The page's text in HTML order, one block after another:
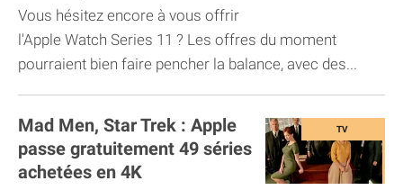
Vous hésitez encore à vous offrir
l'Apple Watch Series 11 ? Les offres du moment
pourraient bien faire pencher la balance, avec des...
Mad Men, Star Trek : Apple
passe gratuitement 49 séries
achetées en 4K